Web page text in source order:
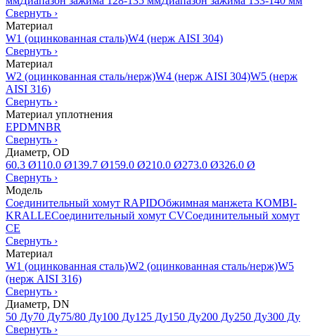
Свернуть ›
Материал
W1 (оцинкованная сталь)W4 (нерж AISI 304)
Свернуть ›
Материал
W2 (оцинкованная сталь/нерж)W4 (нерж AISI 304)W5 (нерж
AISI 316)
Свернуть ›
Материал уплотнения
EPDMNBR
Свернуть ›
Диаметр, OD
60.3 Ø110.0 Ø139.7 Ø159.0 Ø210.0 Ø273.0 Ø326.0 Ø
Свернуть ›
Модель
Соединительный хомут RAPIDОбжимная манжета KOMBI-
KRALLEСоединительный хомут CVСоединительный хомут
CE
Свернуть ›
Материал
W1 (оцинкованная сталь)W2 (оцинкованная сталь/нерж)W5
(нерж AISI 316)
Свернуть ›
Диаметр, DN
50 Ду70 Ду75/80 Ду100 Ду125 Ду150 Ду200 Ду250 Ду300 Ду
Свернуть ›